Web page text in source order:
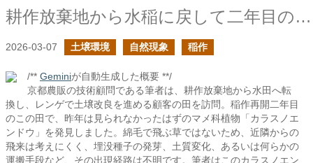
耕作放棄地から水稲に戻して二年目の土でカラスノエンドウを見かけた
2026-03-07 土壌環境 自然現象 稲作
/** Geminiが自動生成した概要 **/
京都農販の技術顧問である筆者は、耕作放棄地から水田へ転
換し、レンゲで土壌改良を進める顧客の田を訪問。稲作再開二年目
のこの田で、昨年は見られなかったはずのマメ科植物「カラスノエ
ンドウ」を発見しました。綿毛で飛ぶ草ではないため、近隣からの
飛来は考えにくく、埋没種子の発芽、土質変化、あるいは何らかの
運搬手段など、その出現経路は不明です。筆者はこのカラスノエン